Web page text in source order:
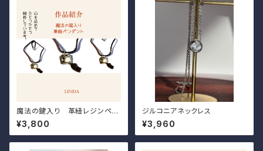
魔法の鍵入り 革紐レジンペン
ダント
¥3,800
ジルコニアネックレス
¥3,960